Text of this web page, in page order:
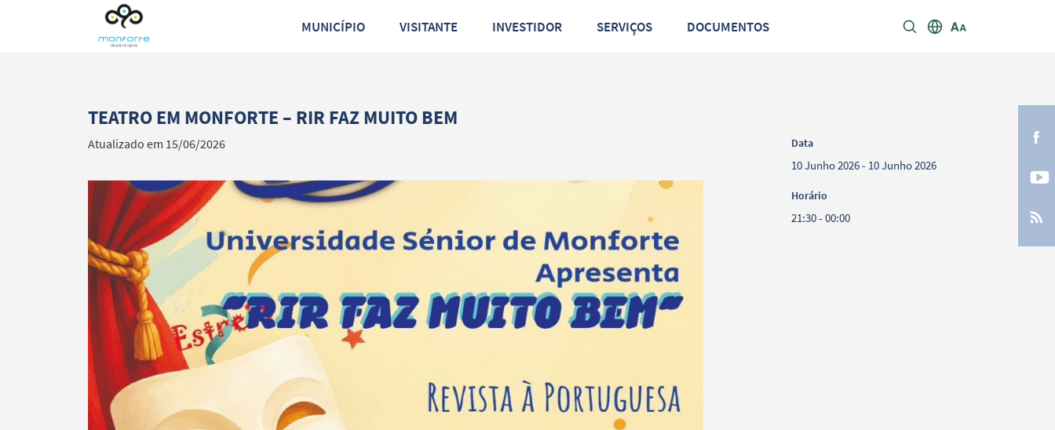
MUNICÍPIO VISITANTE INVESTIDOR SERVIÇOS DOCUMENTOS
TEATRO EM MONFORTE – RIR FAZ MUITO BEM
Atualizado em 15/06/2026 Data
10 Junho 2026 - 10 Junho 2026
Horário
21:30 - 00:00